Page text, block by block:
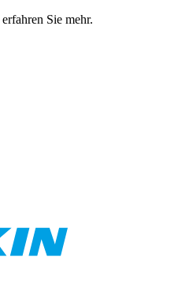
erfahren Sie mehr.